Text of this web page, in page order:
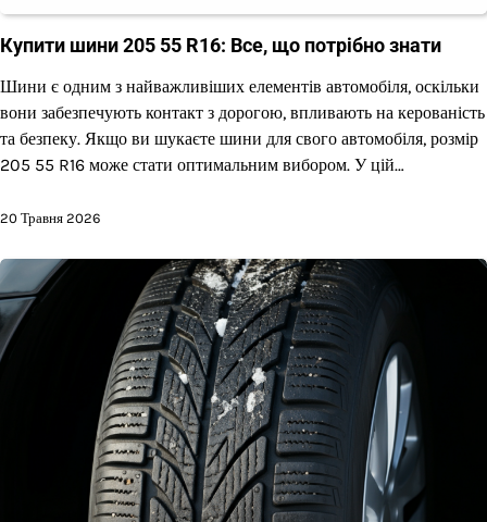
Купити шини 205 55 R16: Все, що потрібно знати
Шини є одним з найважливіших елементів автомобіля, оскільки
вони забезпечують контакт з дорогою, впливають на керованість
та безпеку. Якщо ви шукаєте шини для свого автомобіля, розмір
205 55 R16 може стати оптимальним вибором. У цій…
20 Травня 2026